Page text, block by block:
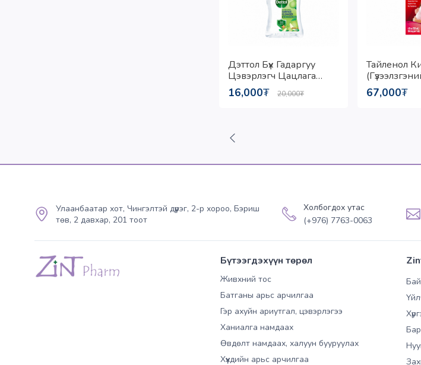
Дэттол Бүх Гадаргуу
Цэвэрлэгч Цацлага
(Лийр Жимсний
Үнэртэй) 750мл
16,000₮ 20,000₮
Тайленол
120мл
67,000₮
Улаанбаатар хот, Чингэлтэй дүүрэг, 2-р хороо, Бэриш
төв, 2 давхар, 201 тоот
Холбогдох утас
(+976) 7763-0063
Бүтээгдэхүүн төрөл
Живхний тос
Батганы арьс арчилгаа
Гэр ахуйн ариутгал, цэвэрлэгээ
Ханиалга намдаах
Өвдөлт намдаах, халуун бууруулах
Хүүхдийн арьс арчилгаа